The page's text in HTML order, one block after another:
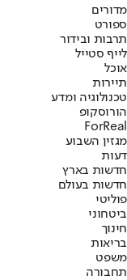
מדורים
ספורט
תרבות ובידור
לייף סטייל
אוכל
תיירות
טכנולוגיה ומדע
הורוסקופ
ForReal
מגזין השבוע
דעות
חדשות בארץ
חדשות בעולם
פוליטי
ביטחוני
חינוך
בריאות
משפט
תחבורה